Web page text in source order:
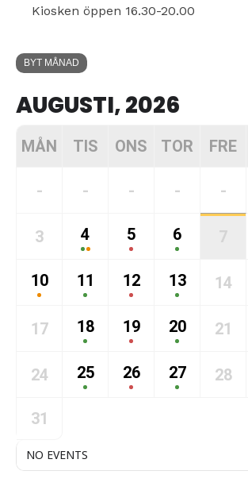
Kiosken öppen 16.30-20.00
BYT MÅNAD
AUGUSTI, 2026
MÅN TIS ONS TOR FRE
- - - - -
3 4 5 6 7
10 11 12 13 14
17 18 19 20 21
24 25 26 27 28
31
NO EVENTS